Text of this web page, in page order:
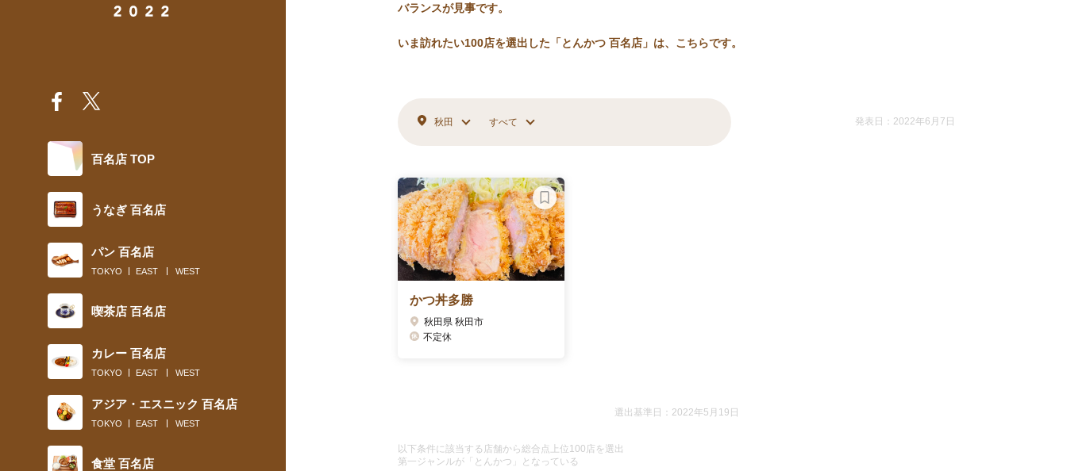
百名店 TOP
うなぎ 百名店
パン 百名店
TOKYO EAST WEST
喫茶店 百名店
カレー 百名店
TOKYO EAST WEST
アジア・エスニック 百名店
TOKYO EAST WEST
食堂 百名店
バランスが見事です。
いま訪れたい100店を選出した「とんかつ 百名店」は、こちらです。
秋田 すべて 発表日：2022年6月7日
かつ丼多勝
秋田県 秋田市
不定休
選出基準日：2022年5月19日
以下条件に該当する店舗から総合点上位100店を選出
第一ジャンルが「とんかつ」となっている